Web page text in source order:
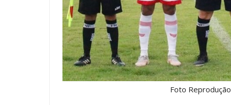
Foto Reprodução